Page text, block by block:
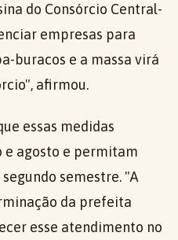
do Consórcio Central-
empresas para
buracos e a massa virá
afirmou.
essas medidas
agosto e permitam
semestre. "A
da prefeita
esse atendimento no